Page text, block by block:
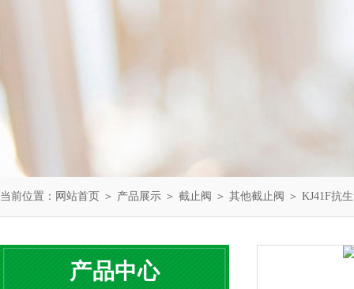
当前位置： 网站首页 ＞ 产品展示 ＞ 截止阀 ＞ 其他截止阀 ＞ KJ41F抗
产品中心